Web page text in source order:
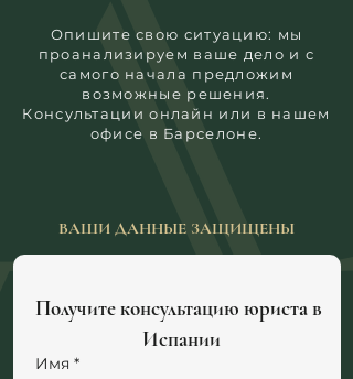
Опишите свою ситуацию: мы
проанализируем ваше дело и с
самого начала предложим
возможные решения.
Консультации онлайн или в нашем
офисе в Барселоне.
ВАШИ ДАННЫЕ ЗАЩИЩЕНЫ
Получите консультацию юриста в
Испании
Имя *